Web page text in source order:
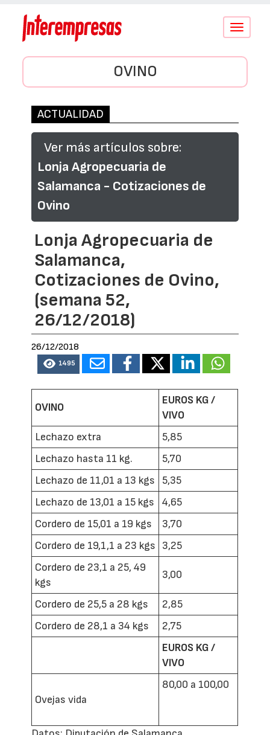
Conmutar
OVINO
ACTUALIDAD
Ver más artículos sobre:
Lonja Agropecuaria de
Salamanca - Cotizaciones de
Ovino
Lonja Agropecuaria de
Salamanca,
Cotizaciones de Ovino,
(semana 52,
26/12/2018)
26/12/2018
1495
OVINO
EUROS KG /
VIVO
Lechazo extra
5,85
Lechazo hasta 11 kg.
5,70
Lechazo de 11,01 a 13 kgs
5,35
Lechazo de 13,01 a 15 kgs
4,65
Cordero de 15,01 a 19 kgs
3,70
Cordero de 19,1,1 a 23 kgs
3,25
Cordero de 23,1 a 25, 49
kgs
3,00
Cordero de 25,5 a 28 kgs
2,85
Cordero de 28,1 a 34 kgs
2,75
EUROS KG /
VIVO
Ovejas vida
80,00 a 100,00